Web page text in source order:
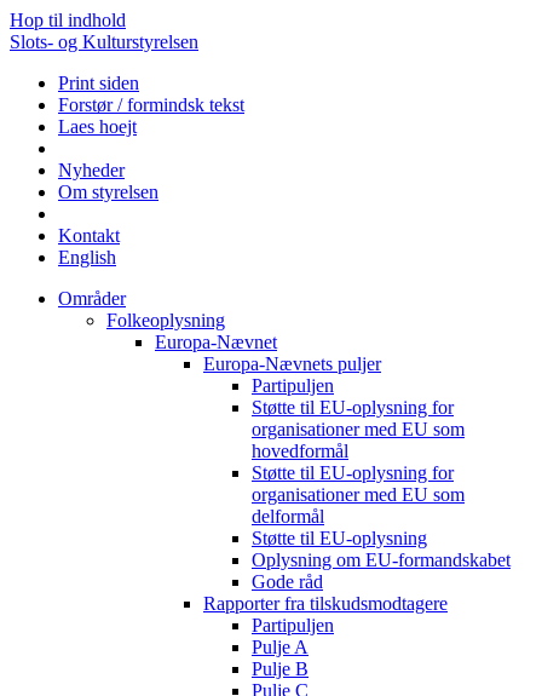
Hop til indhold
Slots- og Kulturstyrelsen
Print siden
Forstør / formindsk tekst
Laes hoejt
Nyheder
Om styrelsen
Kontakt
English
Områder
Folkeoplysning
Europa-Nævnet
Europa-Nævnets puljer
Partipuljen
Støtte til EU-oplysning for
organisationer med EU som
hovedformål
Støtte til EU-oplysning for
organisationer med EU som
delformål
Støtte til EU-oplysning
Oplysning om EU-formandskabet
Gode råd
Rapporter fra tilskudsmodtagere
Partipuljen
Pulje A
Pulje B
Pulje C